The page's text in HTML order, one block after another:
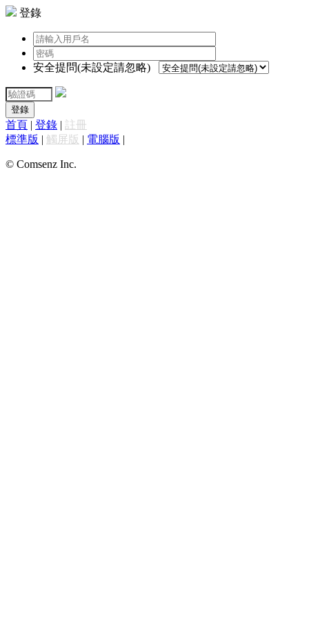
登錄
安全提問(未設定請忽略)
登錄
首頁 | 登錄 | 註冊
標準版 | 觸屏版 | 電腦版 |
© Comsenz Inc.